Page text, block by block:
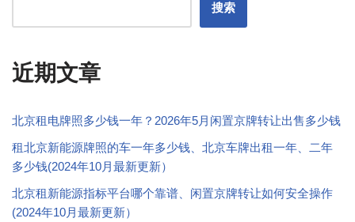
搜索
近期文章
北京租电牌照多少钱一年？2026年5月闲置京牌转让出售多少钱
租北京新能源牌照的车一年多少钱、北京车牌出租一年、二年
多少钱(2024年10月最新更新）
北京租新能源指标平台哪个靠谱、闲置京牌转让如何安全操作
(2024年10月最新更新）